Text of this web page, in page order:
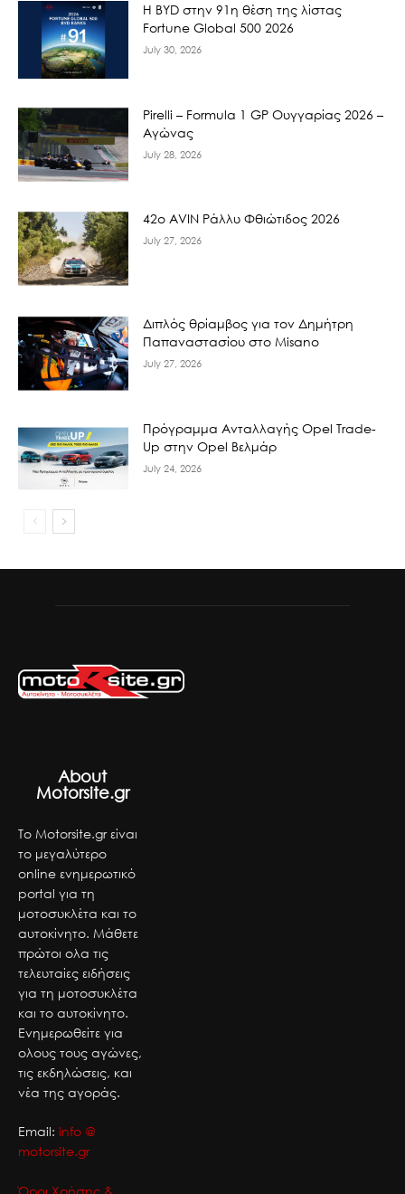
Η BYD στην 91η θέση της λίστας
Fortune Global 500 2026
July 30, 2026
Pirelli – Formula 1 GP Ουγγαρίας 2026 –
Αγώνας
July 28, 2026
42ο AVIN Ράλλυ Φθιώτιδος 2026
July 27, 2026
Διπλός θρίαμβος για τον Δημήτρη
Παπαναστασίου στο Misano
July 27, 2026
Πρόγραμμα Ανταλλαγής Opel Trade-
Up στην Opel Βελμάρ
July 24, 2026
About
Motorsite.gr
Το Motorsite.gr είναι
το μεγαλύτερο
online ενημερωτικό
portal για τη
μοτοσυκλέτα και το
αυτοκίνητο. Μάθετε
πρώτοι ολα τις
τελευταίες ειδήσεις
για τη μοτοσυκλέτα
και το αυτοκίνητο.
Ενημερωθείτε για
ολους τους αγώνες,
τις εκδηλώσεις, και
νέα της αγοράς.
Email: info @
motorsite.gr